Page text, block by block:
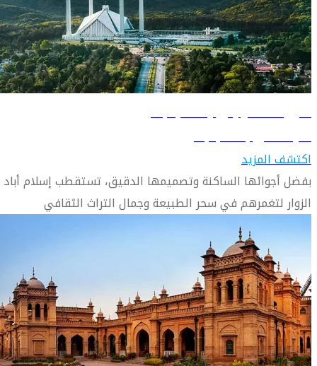
دليل السفر إلى إسلام أباد
تعرّف على إسلام أباد
اكتشف المزيد
بفضل أجوائها الساكنة وتصميمها الدقيق، تستقطب إسلام أباد
الزوار لتغمرهم في سحر الطبيعة وجمال التراث الثقافي